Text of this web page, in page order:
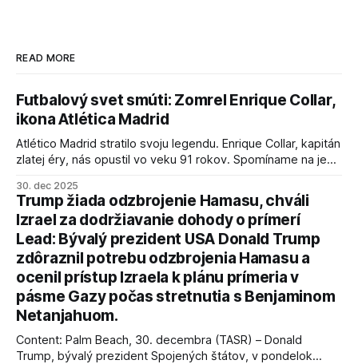
READ MORE
Futbalový svet smúti: Zomrel Enrique Collar,
ikona Atlética Madrid
Atlético Madrid stratilo svoju legendu. Enrique Collar, kapitán
zlatej éry, nás opustil vo veku 91 rokov. Spomíname na jeho
30. dec 2025
Trump žiada odzbrojenie Hamasu, chváli
Izrael za dodržiavanie dohody o prímerí
Lead: Bývalý prezident USA Donald Trump
zdôraznil potrebu odzbrojenia Hamasu a
ocenil prístup Izraela k plánu prímeria v
pásme Gazy počas stretnutia s Benjaminom
Netanjahuom.
Content: Palm Beach, 30. decembra (TASR) – Donald
Trump, bývalý prezident Spojených štátov, v pondelok